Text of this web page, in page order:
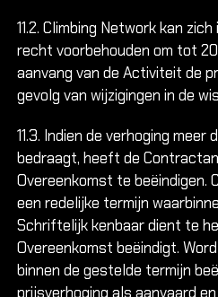
11.2. Climbing Network kan
recht voorbehouden om tot
aanvang van de Activiteit de
gevolg van wijzigingen in de
11.3. Indien de verhoging meer
bedraagt, heeft de
Overeenkomst te beëindigen.
een redelijke termijn
Schriftelijk kenbaar dient te
Overeenkomst beëindigt.
binnen de gestelde termijn
prijsverhoging als aanvaard